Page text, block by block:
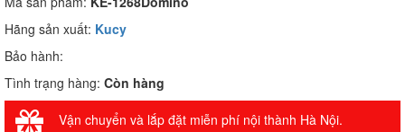
Hãng sản xuất: Kucy
Bảo hành:
Tình trạng hàng: Còn hàng
Vận chuyển và lắp đặt miễn phí nội thành Hà Nội.